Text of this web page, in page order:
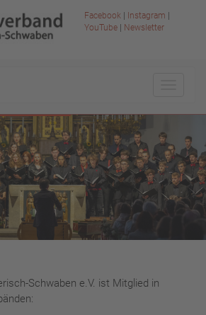
Facebook Instagram
YouTube
Newsletter
Schwaben e.V. ist Mitglied in